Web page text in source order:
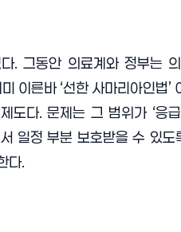
. 그동안 의료계와 정부는
이른바 ‘선한 사마리아인법
다. 문제는 그 범위가 ‘응
일정 부분 보호받을 수 있
다.